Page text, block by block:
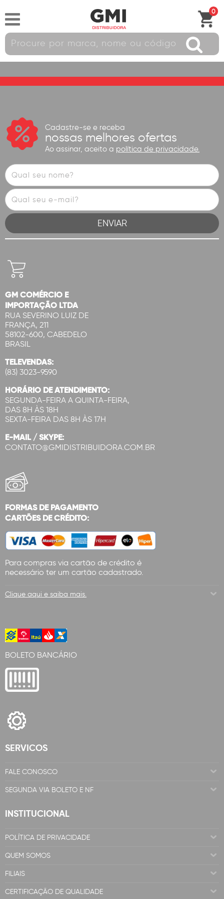
0
Cadastre-se e receba
nossas melhores ofertas
Ao assinar, aceito a política de privacidade.
GM COMÉRCIO E
IMPORTAÇÃO LTDA
RUA SEVERINO LUIZ DE
FRANÇA, 211
58102-600, CABEDELO
BRASIL
TELEVENDAS:
(83) 3023-9590
HORÁRIO DE ATENDIMENTO:
SEGUNDA-FEIRA A QUINTA-FEIRA,
DAS 8H ÀS 18H
SEXTA-FEIRA DAS 8H ÀS 17H
E-MAIL / SKYPE:
CONTATO@GMIDISTRIBUIDORA.COM.BR
FORMAS DE PAGAMENTO
CARTÕES DE CRÉDITO:
Para compras via cartão de crédito é
necessário ter um cartão cadastrado.
Clique aqui e saiba mais.
BOLETO BANCÁRIO
SERVICOS
FALE CONOSCO
SEGUNDA VIA BOLETO E NF
INSTITUCIONAL
POLÍTICA DE PRIVACIDADE
QUEM SOMOS
FILIAIS
CERTIFICAÇÃO DE QUALIDADE